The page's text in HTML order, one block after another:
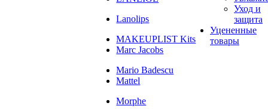
Lanolips
MAKEUPLIST Kits
Marc Jacobs
Mario Badescu
Mattel
Morphe
Уход и
защита
Уцененные
товары